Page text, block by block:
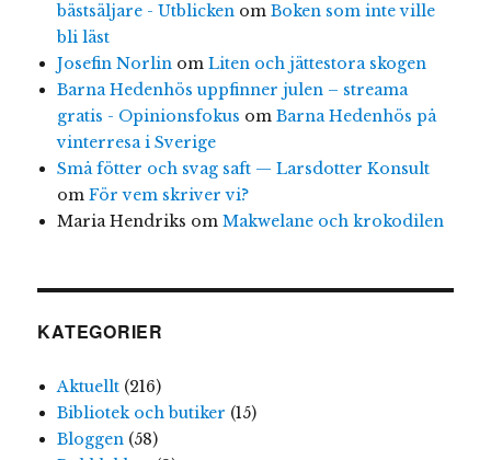
bästsäljare - Utblickenom Boken som inte ville
bli läst
Josefin Norlinom Liten och jättestora skogen
Barna Hedenhös uppfinner julen – streama
gratis - Opinionsfokus om Barna Hedenhös på
vinterresa i Sverige
Små fötter och svag saft — Larsdotter Konsult
om För vem skriver vi?
Maria Hendriks om Makwelane och krokodilen
KATEGORIER
Aktuellt(216)
Bibliotek och butiker (15)
Bloggen(58)